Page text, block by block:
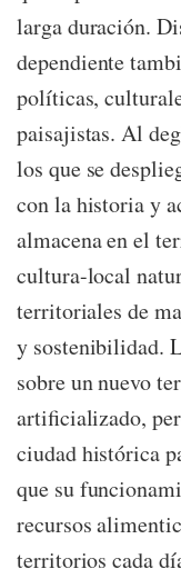
larga duración.
dependiente
políticas,
paisajistas. Al
los que se
con la historia y
almacena en el
cultura-local
territoriales de
y sostenibilidad.
sobre un nuevo
artificializado,
ciudad histórica
que su
recursos
territorios cada